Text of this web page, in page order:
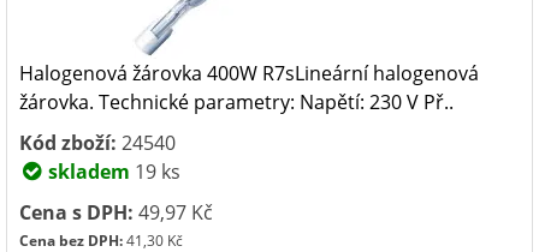
Halogenová žárovka 400W R7sLineární halogenová
žárovka. Technické parametry: Napětí: 230 V Př..
Kód zboží: 24540
skladem 19 ks
Cena s DPH: 49,97 Kč
Cena bez DPH:41,30 Kč